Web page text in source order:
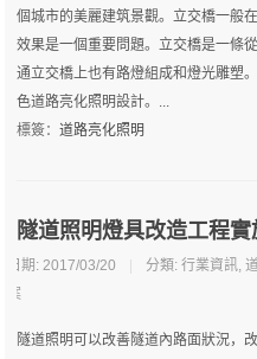
個城市的美麗建筑景觀。立交橋一般
效果是一個重要問題。立交橋是一條
通立交橋上也有路燈組成和燈光雕塑
色道路亮化照明設計。...
標簽：道路亮化照明
隧道照明燈具改造工程
日期: 2017/03/20 分類:行業資訊,
案
隧道照明可以改善隧道內路面狀況，